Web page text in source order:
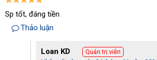
Sp tốt, đáng tiền
Thảo luận
Loan KD Quản trị viên